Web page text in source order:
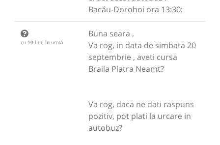
Bacău-Dorohoi ora 13:30:
cu 10 luni în urmă
Buna seara ,
Va rog, in data de simbata 20
septembrie , aveti cursa
Braila Piatra Neamt?
Va rog, daca ne dati raspuns
pozitiv, pot plati la urcare in
autobuz?